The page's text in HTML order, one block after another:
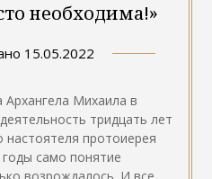
необходима!»
15.05.2022
Михаила в
тридцать лет
протоиерея
само понятие